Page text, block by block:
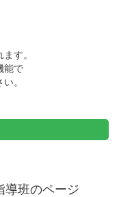
す。
能で
。
導班のページ